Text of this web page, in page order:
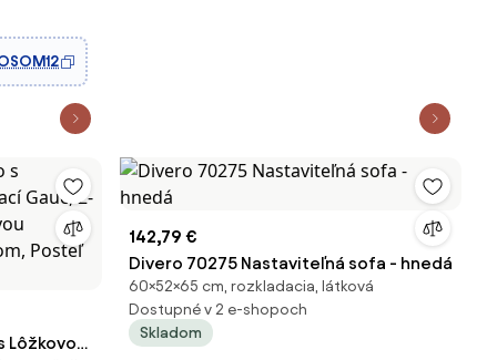
s
Lôžkovou
142,79 €
Divero 70275 Nastaviteľná sofa - hnedá
60×52×65 cm, rozkladacia, látková
Dostupné v 2 e-shopoch
Skladom